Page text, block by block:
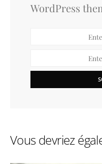
WordPress
Vous devriez